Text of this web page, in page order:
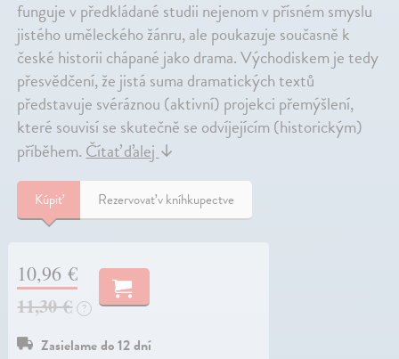
funguje v předkládané studii nejenom v přísném smyslu
jistého uměleckého žánru, ale poukazuje současně k
české historii chápané jako drama. Východiskem je tedy
přesvědčení, že jistá suma dramatických textů
představuje svéráznou (aktivní) projekci přemýšlení,
které souvisí se skutečně se odvíjejícím (historickým)
příběhem.Čítať ďalej↓
Kúpiť Rezervovať v kníhkupectve
10,96 €
11,30 €
?
Zasielame do 12 dní